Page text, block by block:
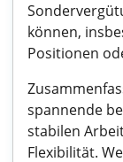
können,
Positionen
spannende
stabilen
Flexibilität.